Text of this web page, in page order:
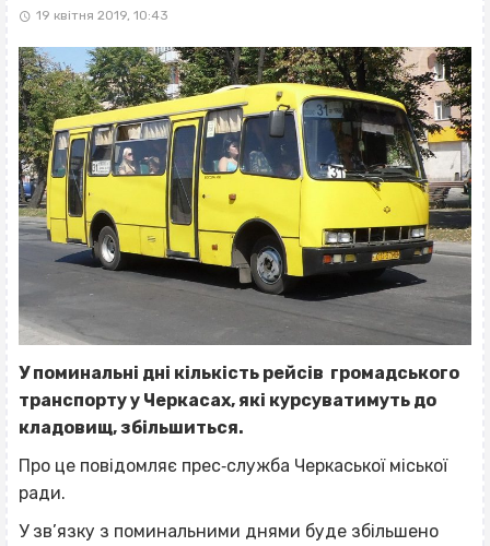
19 квітня 2019, 10:43
У поминальні дні кількість рейсів громадського
транспорту у Черкасах, які курсуватимуть до
кладовищ, збільшиться.
Про це повідомляє прес‐служба Черкаської міської
ради.
У зв’язку з поминальними днями буде збільшено